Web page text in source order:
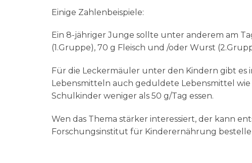
Einige Zahlenbeispiele:
Ein 8-jähriger Junge sollte unter anderem am
(1.Gruppe), 70 g Fleisch und /oder Wurst
Für die Leckermäuler unter den Kindern gibt
Lebensmitteln auch geduldete Lebensmittel
Schulkinder weniger als 50 g/Tag essen.
Wen das Thema stärker interessiert, der kann
Forschungsinstitut für Kinderernährung